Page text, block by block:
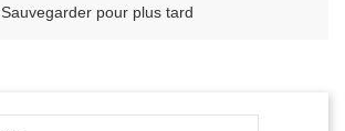
Sauvegarder pour plus tard